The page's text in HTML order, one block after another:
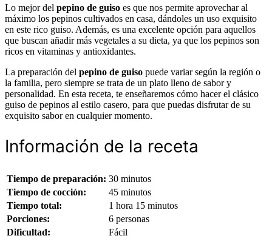
Lo mejor del pepino de guiso es que nos permite aprovechar al
máximo los pepinos cultivados en casa, dándoles un uso exquisito
en este rico guiso. Además, es una excelente opción para aquellos
que buscan añadir más vegetales a su dieta, ya que los pepinos son
ricos en vitaminas y antioxidantes.
La preparación del pepino de guiso puede variar según la región o
la familia, pero siempre se trata de un plato lleno de sabor y
personalidad. En esta receta, te enseñaremos cómo hacer el clásico
guiso de pepinos al estilo casero, para que puedas disfrutar de su
exquisito sabor en cualquier momento.
Información de la receta
Tiempo de preparación: 30 minutos
Tiempo de cocción:
45 minutos
Tiempo total:
1 hora 15 minutos
Porciones:
6 personas
Dificultad:
Fácil